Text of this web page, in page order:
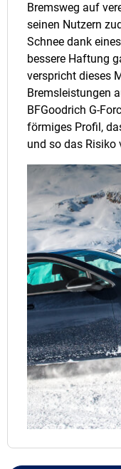
Bremsweg auf
seinen Nutzern
Schnee dank
bessere Haftung
verspricht dieses
Bremsleistungen
BFGoodrich G-
förmiges Profil,
und so das